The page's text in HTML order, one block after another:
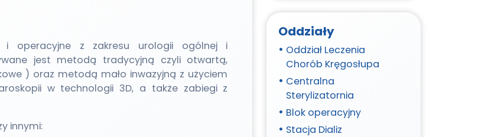
i operacyjne z zakresu urologii ogólnej i
jest metodą tradycyjną czyli otwartą,
) oraz metodą mało inwazyjną z użyciem
w technologii 3D, a także zabiegi z
innymi:
Oddziały
Oddział Leczenia
Chorób Kręgosłupa
Centralna
Sterylizatornia
Blok operacyjny
Stacja Dializ